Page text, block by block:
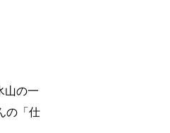
山の一
の「仕